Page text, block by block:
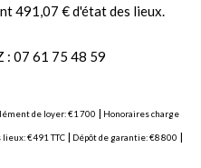
491,07 € d'état des lieux.
: 07 61 75 48 59
de loyer: €1 700 | Honoraires charge
€491 TTC | Dépôt de garantie: €8 800 |